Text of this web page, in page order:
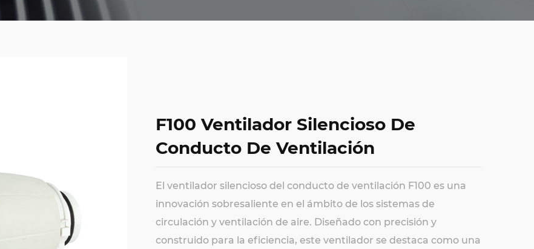
F100 Ventilador Silencioso De
Conducto De Ventilación
El ventilador silencioso del conducto de ventilación F100 es una
innovación sobresaliente en el ámbito de los sistemas de
circulación y ventilación de aire. Diseñado con precisión y
construido para la eficiencia, este ventilador se destaca como una